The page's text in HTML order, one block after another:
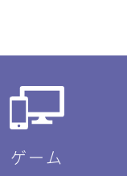
ゲーム